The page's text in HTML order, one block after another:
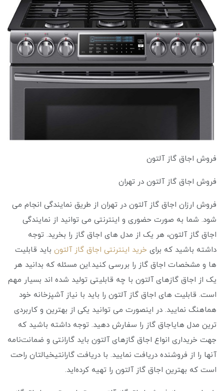
فروش اجاق گاز آلتون
فروش اجاق گاز آلتون در تهران
فروش ارزان اجاق گاز آلتون در تهران از طریق نمایندگی انجام می
‌شود. شما به صورت حضوری و اینترنتی می‌ توانید از نمایندگی
اجاق گاز آلتون، هر یک از مدل ‌های اجاق گاز را بخرید. توجه
داشته باشید که برای خرید اینترنتی اجاق گاز آلتون باید قابلیت
‌ها و مشخصات اجاق گاز را بررسی کنید.این مسئله که بدانید هر
یک از اجاق گازهای آلتون با چه قابلیتی تولید شده‌ اند بسیار مهم
است. قابلیت ‌های اجاق گاز آلتون را باید با نیاز آشپزخانه خود
هماهنگ نمایید. در اینصورت می ‌توانید یکی از بهترین و کاربردی
‌ترین مدل‌ هایاجاق گاز را سفارش دهید. توجه داشته باشید که
جهت خریداری انواع اجاق گازهای آلتون باید گارانتی و ضمانت‌نامه
آنها را از فروشنده دریافت نمایید. با دریافت گارانتیخیالتان راحت
است که بهترین اجاق گاز آلتون را تهیه کرده‌اید.